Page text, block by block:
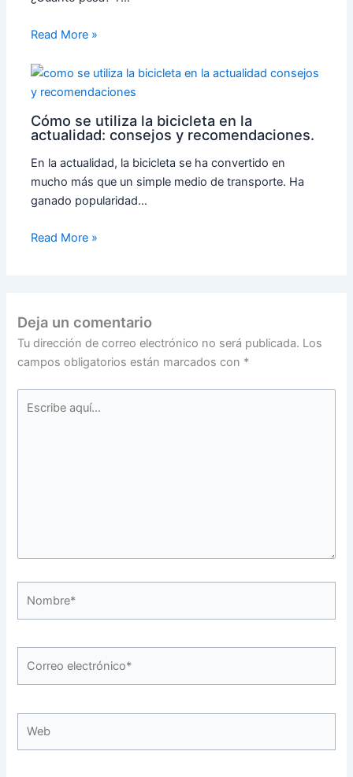
Read More »
Cómo se utiliza la bicicleta en la
actualidad: consejos y recomendaciones.
En la actualidad, la bicicleta se ha convertido en
mucho más que un simple medio de transporte. Ha
ganado popularidad…
Read More »
Deja un comentario
Tu dirección de correo electrónico no será publicada. Los
campos obligatorios están marcados con *
aquí...
electrónico*